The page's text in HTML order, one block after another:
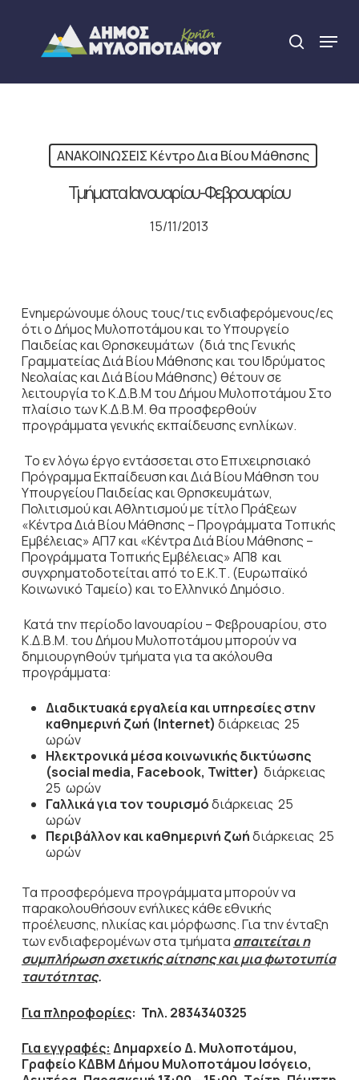
content
search
Menu
ΑΝΑΚΟΙΝΩΣΕΙΣ Κέντρο Δια Βίου Μάθησης
Τμήματα Ιανουαρίου-Φεβρουαρίου
15/11/2013
Ενημερώνουμε όλους τους/τις ενδιαφερόμενους/ες
ότι ο Δήμος Μυλοποτάμου και το Υπουργείο
Παιδείας και Θρησκευμάτων (διά της Γενικής
Γραμματείας Διά Βίου Μάθησης και του Ιδρύματος
Νεολαίας και Διά Βίου Μάθησης) θέτουν σε
λειτουργία το Κ.Δ.Β.Μ του Δήμου Μυλοποτάμου Στο
πλαίσιο των Κ.Δ.Β.Μ. θα προσφερθούν
προγράμματα γενικής εκπαίδευσης ενηλίκων.
Το εν λόγω έργο εντάσσεται στο Επιχειρησιακό
Πρόγραμμα Εκπαίδευση και Διά Βίου Μάθηση του
Υπουργείου Παιδείας και Θρησκευμάτων,
Πολιτισμού και Αθλητισμού με τίτλο Πράξεων
«Κέντρα Διά Βίου Μάθησης – Προγράμματα Τοπικής
Εμβέλειας» ΑΠ7 και «Κέντρα Διά Βίου Μάθησης –
Προγράμματα Τοπικής Εμβέλειας» ΑΠ8 και
συγχρηματοδοτείται από το Ε.Κ.Τ. (Ευρωπαϊκό
Κοινωνικό Ταμείο) και το Ελληνικό Δημόσιο.
Κατά την περίοδο Ιανουαρίου – Φεβρουαρίου, στο
Κ.Δ.Β.Μ. του Δήμου Μυλοποτάμου μπορούν να
δημιουργηθούν τμήματα για τα ακόλουθα
προγράμματα:
Διαδικτυακά εργαλεία και υπηρεσίες στην
καθημερινή ζωή (Internet) διάρκειας 25
ωρών
Ηλεκτρονικά μέσα κοινωνικής δικτύωσης
(social media, Facebook, Twitter) διάρκειας
25 ωρών
Γαλλικά για τον τουρισμόδιάρκειας 25
ωρών
Περιβάλλον και καθημερινή ζωήδιάρκειας 25
ωρών
Τα προσφερόμενα προγράμματα μπορούν να
παρακολουθήσουν ενήλικες κάθε εθνικής
προέλευσης, ηλικίας και μόρφωσης. Για την ένταξη
των ενδιαφερομένων στα τμήματα απαιτείται η
συμπλήρωση σχετικής αίτησης και μια φωτοτυπία
ταυτότητας.
Για πληροφορίες: Τηλ. 2834340325
Για εγγραφές: Δημαρχείο Δ. Μυλοποτάμου,
Γραφείο ΚΔΒΜ Δήμου Μυλοποτάμου Ισόγειο,
Close